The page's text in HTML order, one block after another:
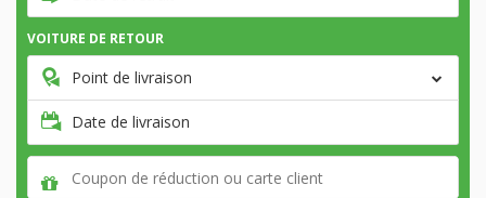
VOITURE DE RETOUR
Point de livraison
Date de livraison